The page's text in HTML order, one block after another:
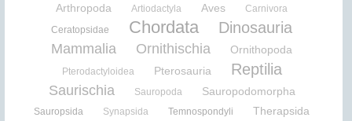
Arthropoda Artiodactyla Aves
Carnivora
Ceratopsidae
Chordata Dinosauria
Mammalia Ornithischia Ornithopoda
Pterodactyloidea Pterosauria Reptilia
Saurischia Sauropoda Sauropodomorpha
Sauropsida Synapsida Temnospondyli Therapsida